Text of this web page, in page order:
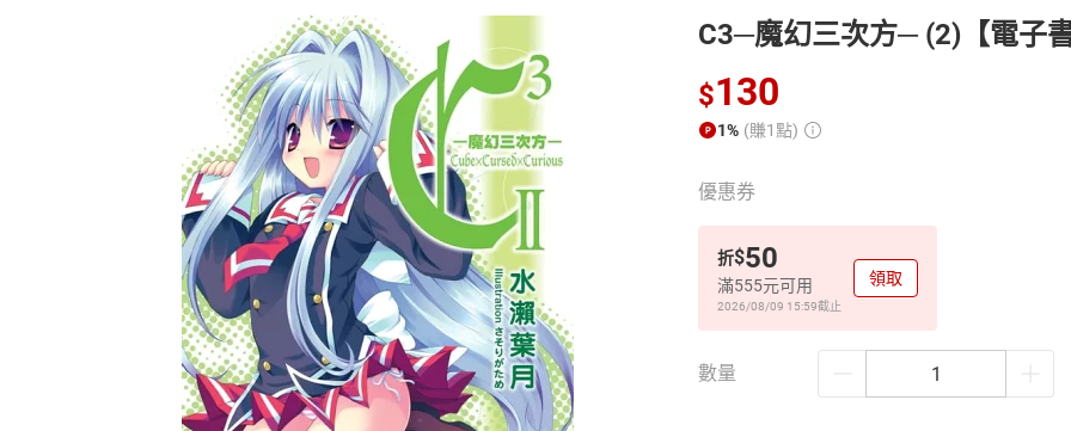
C3─魔幻三次方─ (2)【電子
$130
1% (賺1點)
優惠券
折$50
滿555元可用
2026/08/09 15:59截止
領取
數量